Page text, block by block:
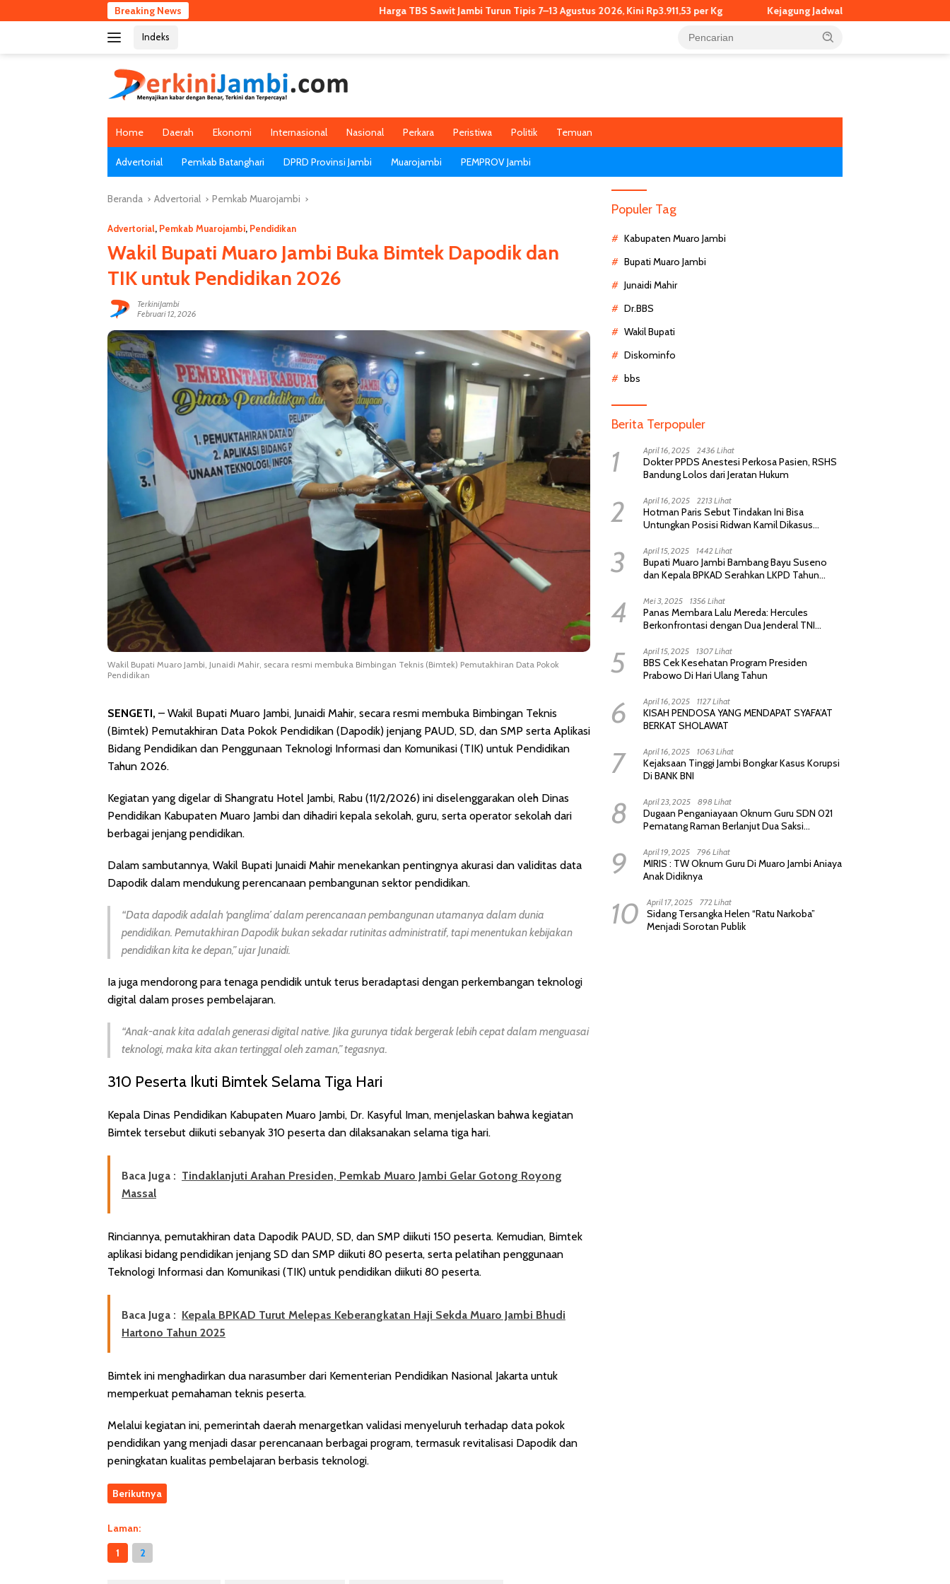
ke
Breaking News Harga TBS Sawit Jambi Turun Tipis 7–13 Agustus 2026, Kini Rp3.911,53 per Kg Kejagung Jadwalkan Pemeriksaan Eks Jampidsus Febrie
Indeks
Home Daerah Ekonomi Internasional Nasional Perkara Peristiwa Politik Temuan
Advertorial Pemkab Batanghari DPRD Provinsi Jambi Muarojambi PEMPROV Jambi
Beranda Advertorial Pemkab Muarojambi
Advertorial, Pemkab Muarojambi, Pendidikan
Wakil Bupati Muaro Jambi Buka Bimtek Dapodik dan
TIK untuk Pendidikan 2026
TerkiniJambi
Februari 12, 2026
Wakil Bupati Muaro Jambi, Junaidi Mahir, secara resmi membuka Bimbingan Teknis (Bimtek) Pemutakhiran Data Pokok
Pendidikan
SENGETI, – Wakil Bupati Muaro Jambi, Junaidi Mahir, secara resmi membuka Bimbingan Teknis
(Bimtek) Pemutakhiran Data Pokok Pendidikan (Dapodik) jenjang PAUD, SD, dan SMP serta Aplikasi
Bidang Pendidikan dan Penggunaan Teknologi Informasi dan Komunikasi (TIK) untuk Pendidikan
Tahun 2026.
Kegiatan yang digelar di Shangratu Hotel Jambi, Rabu (11/2/2026) ini diselenggarakan oleh Dinas
Pendidikan Kabupaten Muaro Jambi dan dihadiri kepala sekolah, guru, serta operator sekolah dari
berbagai jenjang pendidikan.
Dalam sambutannya, Wakil Bupati Junaidi Mahir menekankan pentingnya akurasi dan validitas data
Dapodik dalam mendukung perencanaan pembangunan sektor pendidikan.
“Data dapodik adalah ‘panglima’ dalam perencanaan pembangunan utamanya dalam dunia
pendidikan. Pemutakhiran Dapodik bukan sekadar rutinitas administratif, tapi menentukan kebijakan
pendidikan kita ke depan,” ujar Junaidi.
Ia juga mendorong para tenaga pendidik untuk terus beradaptasi dengan perkembangan teknologi
digital dalam proses pembelajaran.
“Anak-anak kita adalah generasi digital native. Jika gurunya tidak bergerak lebih cepat dalam menguasai
teknologi, maka kita akan tertinggal oleh zaman,” tegasnya.
310 Peserta Ikuti Bimtek Selama Tiga Hari
Kepala Dinas Pendidikan Kabupaten Muaro Jambi, Dr. Kasyful Iman, menjelaskan bahwa kegiatan
Bimtek tersebut diikuti sebanyak 310 peserta dan dilaksanakan selama tiga hari.
Baca Juga : Tindaklanjuti Arahan Presiden, Pemkab Muaro Jambi Gelar Gotong Royong
Massal
Rinciannya, pemutakhiran data Dapodik PAUD, SD, dan SMP diikuti 150 peserta. Kemudian, Bimtek
aplikasi bidang pendidikan jenjang SD dan SMP diikuti 80 peserta, serta pelatihan penggunaan
Teknologi Informasi dan Komunikasi (TIK) untuk pendidikan diikuti 80 peserta.
Baca Juga : Kepala BPKAD Turut Melepas Keberangkatan Haji Sekda Muaro Jambi Bhudi
Hartono Tahun 2025
Bimtek ini menghadirkan dua narasumber dari Kementerian Pendidikan Nasional Jakarta untuk
memperkuat pemahaman teknis peserta.
Melalui kegiatan ini, pemerintah daerah menargetkan validasi menyeluruh terhadap data pokok
pendidikan yang menjadi dasar perencanaan berbagai program, termasuk revitalisasi Dapodik dan
peningkatan kualitas pembelajaran berbasis teknologi.
Berikutnya
Laman:
1
2
Populer Tag
Kabupaten Muaro Jambi
Bupati Muaro Jambi
Junaidi Mahir
Dr.BBS
Wakil Bupati
Diskominfo
bbs
Berita Terpopuler
1 April 16, 2025 2436 Lihat
Dokter PPDS Anestesi Perkosa Pasien, RSHS
Bandung Lolos dari Jeratan Hukum
2 April 16, 2025 2213 Lihat
Hotman Paris Sebut Tindakan Ini Bisa
Untungkan Posisi Ridwan Kamil Dikasus
3 April 15, 2025 1442 Lihat
Bupati Muaro Jambi Bambang Bayu Suseno
dan Kepala BPKAD Serahkan LKPD Tahun
4 Mei 3, 2025 1356 Lihat
Panas Membara Lalu Mereda: Hercules
Berkonfrontasi dengan Dua Jenderal TNI
Permintaan Maaf
5 April 15, 2025 1307 Lihat
BBS Cek Kesehatan Program Presiden
Prabowo Di Hari Ulang Tahun
6 April 16, 2025 1127 Lihat
KISAH PENDOSA YANG MENDAPAT SYAFA’AT
BERKAT SHOLAWAT
7 April 16, 2025 1063 Lihat
Kejaksaan Tinggi Jambi Bongkar Kasus Korupsi
Di BANK BNI
8 April 23, 2025 898 Lihat
Dugaan Penganiayaan Oknum Guru SDN 021
Pematang Raman Berlanjut Dua Saksi
9 April 19, 2025 796 Lihat
MIRIS : TW Oknum Guru Di Muaro Jambi Aniaya
Anak Didiknya
10 April 17, 2025 772 Lihat
Sidang Tersangka Helen “Ratu Narkoba”
Menjadi Sorotan Publik